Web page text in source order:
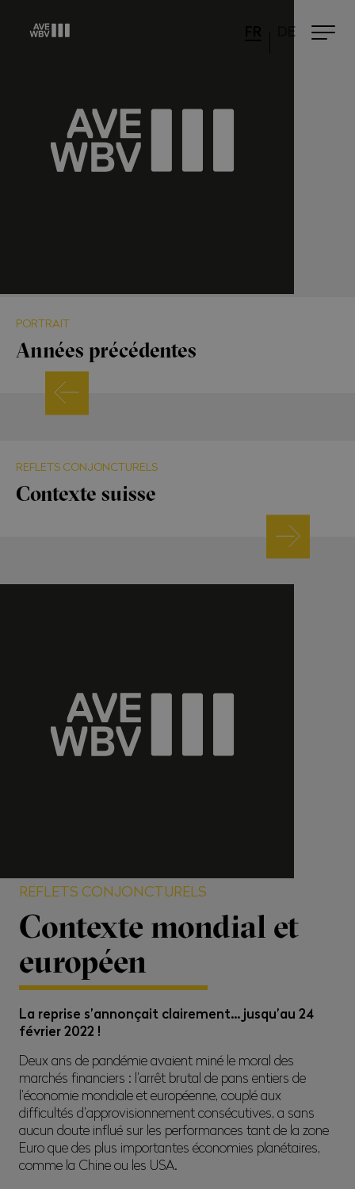
DE
PORTRAIT
Années précédentes
REFLETS CONJONCTURELS
Contexte suisse
REFLETS CONJONCTURELS
Contexte mondial et
européen
La reprise s’annonçait clairement… jusqu’au 24
février 2022 !
Deux ans de pandémie avaient miné le moral des
marchés financiers : l’arrêt brutal de pans entiers de
l’économie mondiale et européenne, couplé aux
difficultés d’approvisionnement consécutives, a sans
aucun doute influé sur les performances tant de la zone
Euro que des plus importantes économies planétaires,
comme la Chine ou les USA.